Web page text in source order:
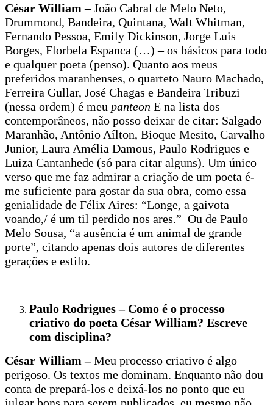
César William –João Cabral de Melo Neto,
Drummond, Bandeira, Quintana, Walt Whitman,
Fernando Pessoa, Emily Dickinson, Jorge Luis
Borges, Florbela Espanca (…) – os básicos para todo
e qualquer poeta (penso). Quanto aos meus
preferidos maranhenses, o quarteto Nauro Machado,
Ferreira Gullar, José Chagas e Bandeira Tribuzi
(nessa ordem) é meu panteon E na lista dos
contemporâneos, não posso deixar de citar: Salgado
Maranhão, Antônio Aílton, Bioque Mesito, Carvalho
Junior, Laura Amélia Damous, Paulo Rodrigues e
Luiza Cantanhede (só para citar alguns). Um único
verso que me faz admirar a criação de um poeta é-
me suficiente para gostar da sua obra, como essa
genialidade de Félix Aires: “Longe, a gaivota
voando,/ é um til perdido nos ares.” Ou de Paulo
Melo Sousa, “a ausência é um animal de grande
porte”, citando apenas dois autores de diferentes
gerações e estilo.
Paulo Rodrigues – Como é o processo
criativo do poeta César William? Escreve
com disciplina?
César William –Meu processo criativo é algo
perigoso. Os textos me dominam. Enquanto não dou
conta de prepará-los e deixá-los no ponto que eu